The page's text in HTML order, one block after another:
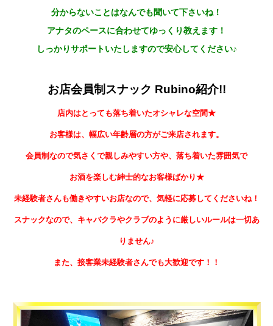
分からないことはなんでも聞いて下さいね！
アナタのペースに合わせてゆっくり教えます！
しっかりサポートいたしますので安心してください♪
お店会員制スナック Rubino紹介!!
店内はとっても落ち着いたオシャレな空間★
お客様は、幅広い年齢層の方がご来店されます。
会員制なので気さくで親しみやすい方や、落ち着いた雰囲気で
お酒を楽しむ紳士的なお客様ばかり★
未経験者さんも働きやすいお店なので、気軽に応募してくださいね！
スナックなので、キャバクラやクラブのように厳しいルールは一切あ
りません♪
また、接客業未経験者さんでも大歓迎です！！